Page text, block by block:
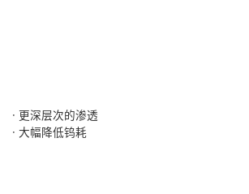
· 更深层次的渗透
· 大幅降低钨耗